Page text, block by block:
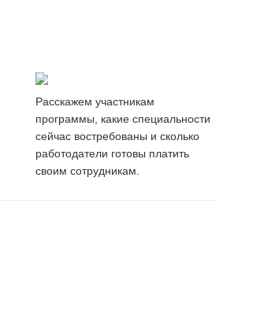
Расскажем участникам
программы, какие специальности
сейчас востребованы и сколько
работодатели готовы платить
своим сотрудникам.